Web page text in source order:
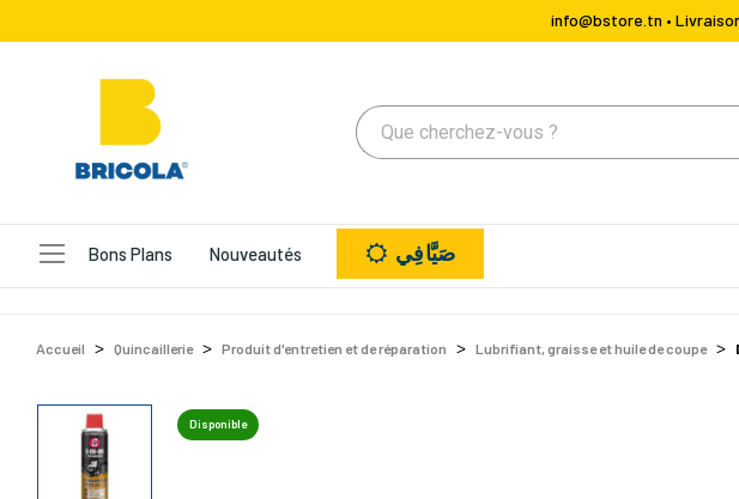
info@bstore.tn •
Bons Plans Nouveautés صَيَّافِي
Accueil Quincaillerie Produit d'entretien et de réparation Lubrifiant, graisse et huile de coupe
Disponible